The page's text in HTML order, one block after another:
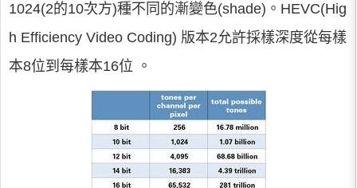
1024(2的10次方)種不同的漸變色(shade)。HEVC(Hig
h Efficiency Video Coding) 版本2允許採樣深度從每樣
本8位到每樣本16位 。